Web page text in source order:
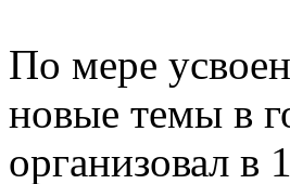
По мере
новые темы в
организовал в